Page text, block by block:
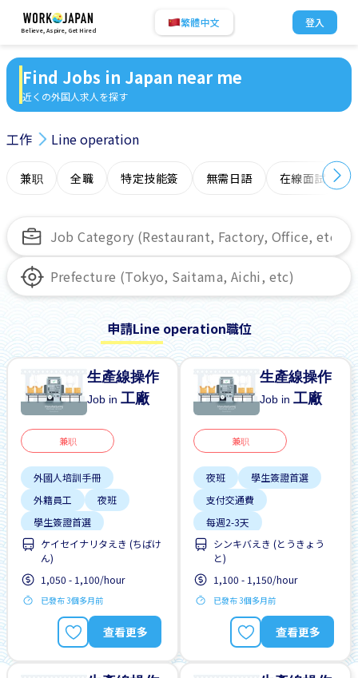
Believe, Aspire, Get Hired
繁體中文 登入
Find Jobs in Japan near me
近くの外国人求人を探す
工作 Line operation
兼职 全職 特定技能簽 無需日語 在線面試
申請Line operation職位
生產線操作
Job in工廠
兼职
外國人培訓手冊
外籍員工
夜班
學生簽證首選
支付交通費
每週2-3天
附近車站的巴士服務
ケイセイナリタえき (ちばけ
ん)
1,050 - 1,100/hour
已發布 3個多月前
查看更多
生產線操作
Job in工廠
兼职
夜班
學生簽證首選
支付交通費
每週2-3天
シンキバえき (とうきょう
と)
1,100 - 1,150/hour
已發布 3個多月前
查看更多